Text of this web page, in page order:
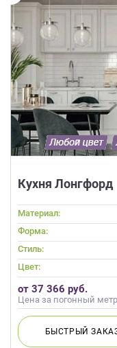
Кухня Лонгфорд
Материал:
Форма:
Стиль:
Цвет:
от 37 366 руб.
Цена за погонный метр
БЫСТРЫЙ